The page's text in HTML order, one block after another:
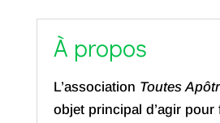
À propos
L’association Toutes
objet principal d’agir pour